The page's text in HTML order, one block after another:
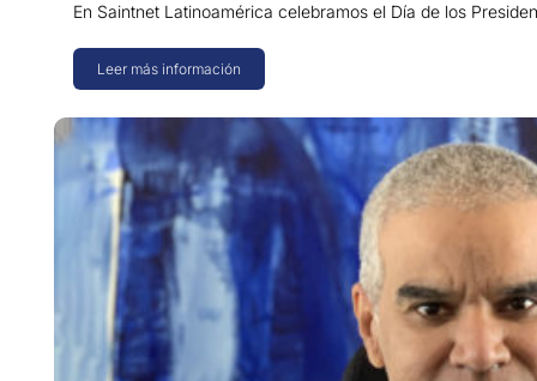
En Saintnet Latinoamérica celebramos el Día de los
Leer más información